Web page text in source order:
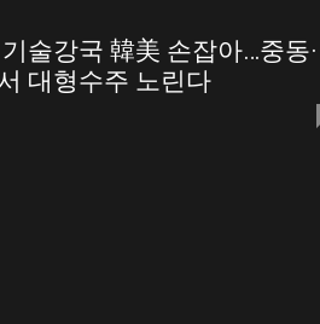
술강국 韓美 손잡아…중동·
대형수주 노린다